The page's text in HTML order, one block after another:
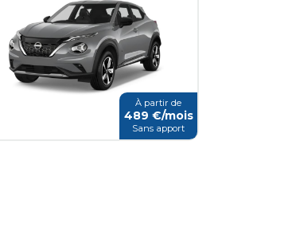
À partir de
489 €/mois
Sans apport